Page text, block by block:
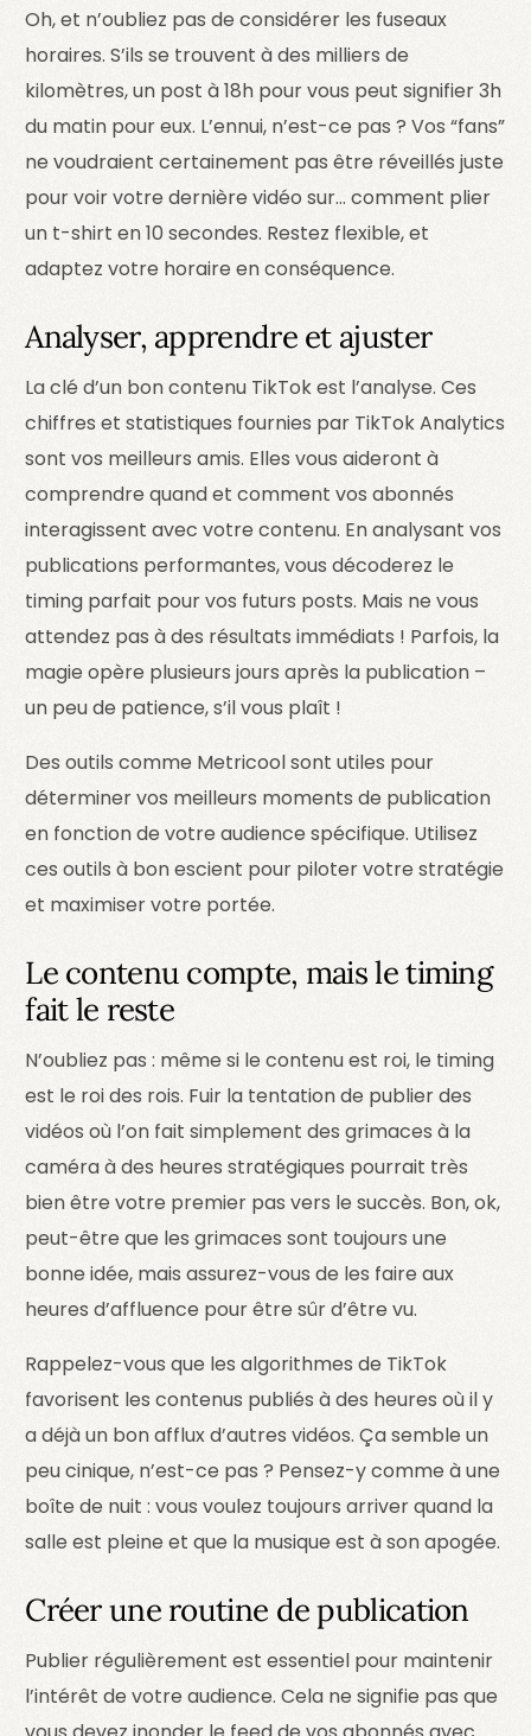
Oh, et n’oubliez pas de considérer les fuseaux
horaires. S’ils se trouvent à des milliers de
kilomètres, un post à 18h pour vous peut signifier 3h
du matin pour eux. L’ennui, n’est-ce pas ? Vos “fans”
ne voudraient certainement pas être réveillés juste
pour voir votre dernière vidéo sur… comment plier
un t-shirt en 10 secondes. Restez flexible, et
adaptez votre horaire en conséquence.
Analyser, apprendre et ajuster
La clé d’un bon contenu TikTok est l’analyse. Ces
chiffres et statistiques fournies par TikTok Analytics
sont vos meilleurs amis. Elles vous aideront à
comprendre quand et comment vos abonnés
interagissent avec votre contenu. En analysant vos
publications performantes, vous décoderez le
timing parfait pour vos futurs posts. Mais ne vous
attendez pas à des résultats immédiats ! Parfois, la
magie opère plusieurs jours après la publication –
un peu de patience, s’il vous plaît !
Des outils comme Metricool sont utiles pour
déterminer vos meilleurs moments de publication
en fonction de votre audience spécifique. Utilisez
ces outils à bon escient pour piloter votre stratégie
et maximiser votre portée.
Le contenu compte, mais le timing
fait le reste
N’oubliez pas : même si le contenu est roi, le timing
est le roi des rois. Fuir la tentation de publier des
vidéos où l’on fait simplement des grimaces à la
caméra à des heures stratégiques pourrait très
bien être votre premier pas vers le succès. Bon, ok,
peut-être que les grimaces sont toujours une
bonne idée, mais assurez-vous de les faire aux
heures d’affluence pour être sûr d’être vu.
Rappelez-vous que les algorithmes de TikTok
favorisent les contenus publiés à des heures où il y
a déjà un bon afflux d’autres vidéos. Ça semble un
peu cinique, n’est-ce pas ? Pensez-y comme à une
boîte de nuit : vous voulez toujours arriver quand la
salle est pleine et que la musique est à son apogée.
Créer une routine de publication
Publier régulièrement est essentiel pour maintenir
l’intérêt de votre audience. Cela ne signifie pas que